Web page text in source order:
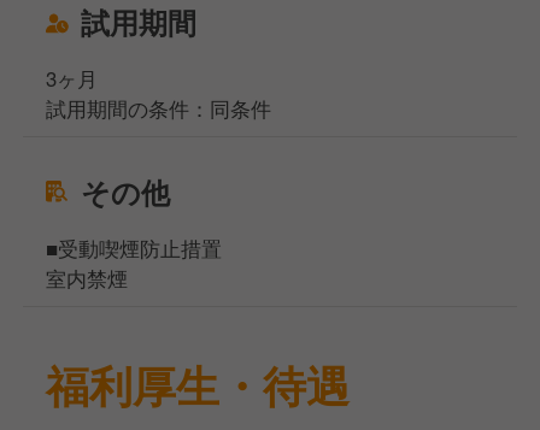
試用期間
3ヶ月
試用期間の条件：同条件
その他
■受動喫煙防止措置
室内禁煙
福利厚生・待遇